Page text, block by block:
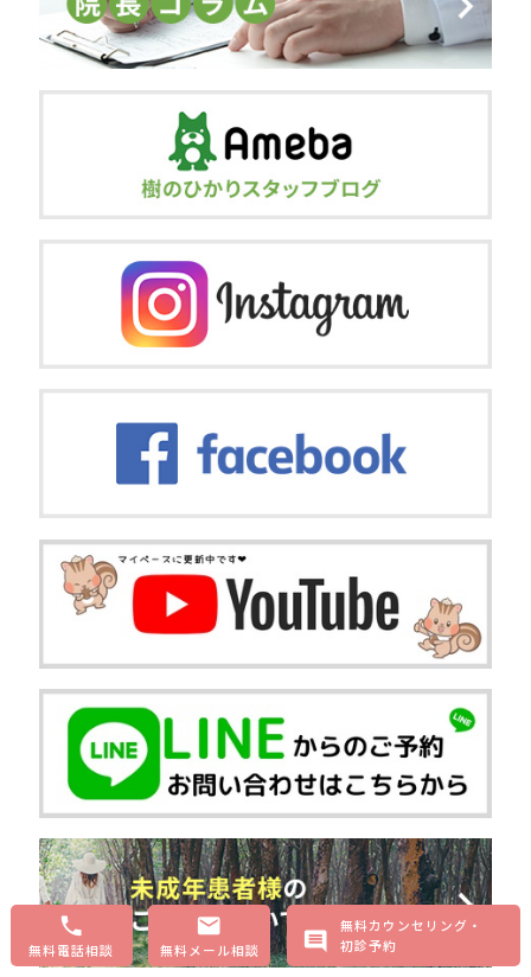
無料電話相談 無料メール相談
無料カウンセリング・
初診予約